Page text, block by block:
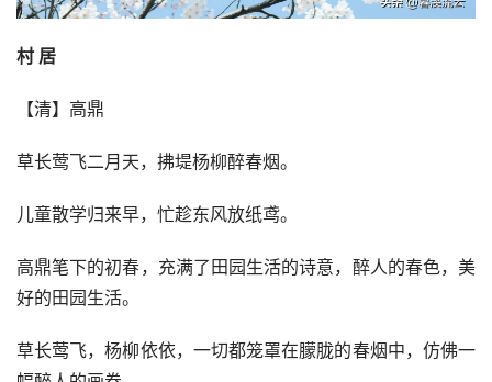
村 居
【清】高鼎
草长莺飞二月天，拂堤杨柳醉春烟。
儿童散学归来早，忙趁东风放纸鸢。
高鼎笔下的初春，充满了田园生活的诗意，醉人的春色，美
好的田园生活。
草长莺飞，杨柳依依，一切都笼罩在朦胧的春烟中，仿佛一